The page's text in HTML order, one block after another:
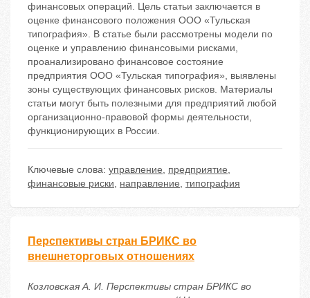
финансовых операций. Цель статьи заключается в
оценке финансового положения ООО «Тульская
типография». В статье были рассмотрены модели по
оценке и управлению финансовыми рисками,
проанализировано финансовое состояние
предприятия ООО «Тульская типография», выявлены
зоны существующих финансовых рисков. Материалы
статьи могут быть полезными для предприятий любой
организационно-правовой формы деятельности,
функционирующих в России.
Ключевые слова: управление, предприятие,
финансовые риски, направление, типография
Перспективы стран БРИКС во
внешнеторговых отношениях
Козловская А. И. Перспективы стран БРИКС во